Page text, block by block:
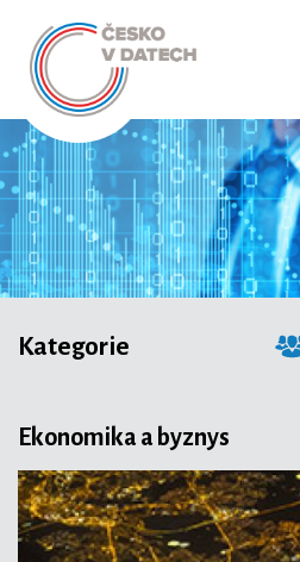
Kategorie
Společnost
Ekonomika a byznys